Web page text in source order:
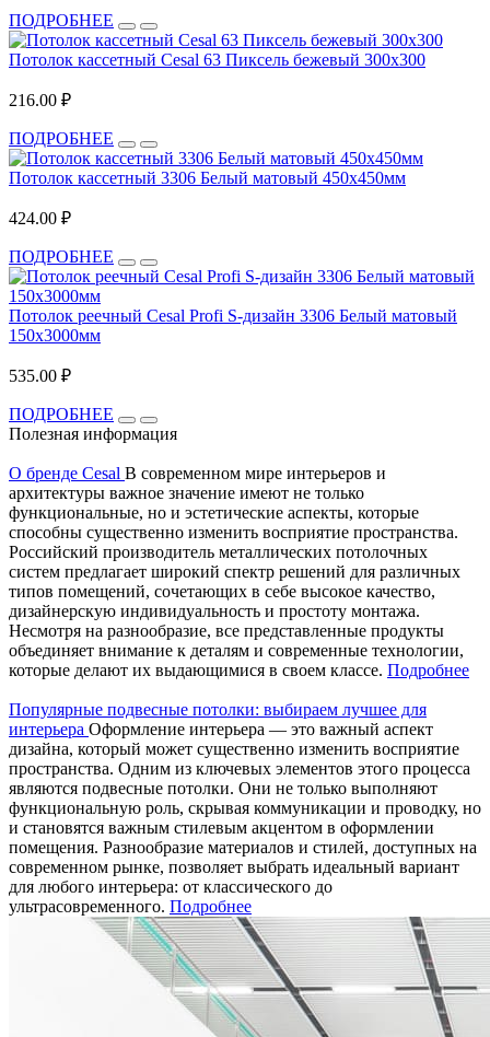
ПОДРОБНЕЕ
Потолок кассетный Cesal 63 Пиксель бежевый 300х300
216.00 ₽
ПОДРОБНЕЕ
Потолок кассетный 3306 Белый матовый 450х450мм
424.00 ₽
ПОДРОБНЕЕ
Потолок реечный Cesal Profi S-дизайн 3306 Белый матовый
150x3000мм
535.00 ₽
ПОДРОБНЕЕ
Полезная информация
О бренде Cesal В современном мире интерьеров и
архитектуры важное значение имеют не только
функциональные, но и эстетические аспекты, которые
способны существенно изменить восприятие пространства.
Российский производитель металлических потолочных
систем предлагает широкий спектр решений для различных
типов помещений, сочетающих в себе высокое качество,
дизайнерскую индивидуальность и простоту монтажа.
Несмотря на разнообразие, все представленные продукты
объединяет внимание к деталям и современные технологии,
которые делают их выдающимися в своем классе. Подробнее
Популярные подвесные потолки: выбираем лучшее для
интерьера Оформление интерьера — это важный аспект
дизайна, который может существенно изменить восприятие
пространства. Одним из ключевых элементов этого процесса
являются подвесные потолки. Они не только выполняют
функциональную роль, скрывая коммуникации и проводку, но
и становятся важным стилевым акцентом в оформлении
помещения. Разнообразие материалов и стилей, доступных на
современном рынке, позволяет выбрать идеальный вариант
для любого интерьера: от классического до
ультрасовременного. Подробнее